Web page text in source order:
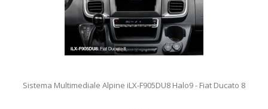
Sistema Multimediale Alpine iLX-F905DU8 Halo9 - Fiat Ducato 8